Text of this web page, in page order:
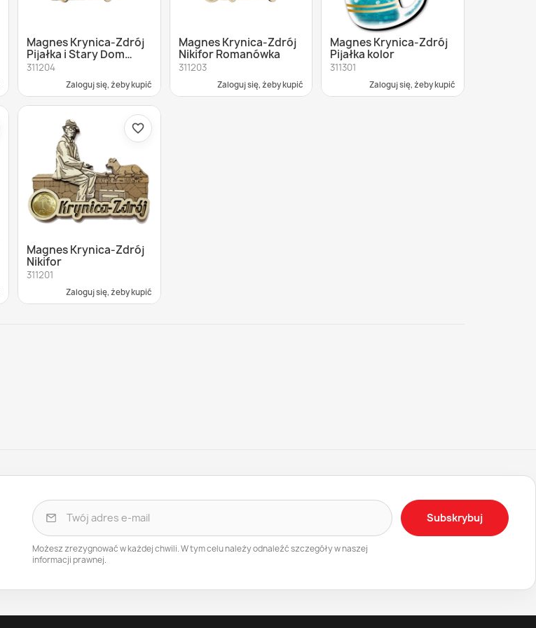
Magnes Krynica-Zdrój
Pijałka i Stary Dom
Zdrojowy
311204
Zaloguj się, żeby kupić
Magnes Krynica-Zdrój
Nikifor Romanówka
311203
Zaloguj się, żeby kupić
Magnes Krynica-Zdrój
Pijałka kolor
311301
Zaloguj się, żeby kupić
Magnes Krynica-Zdrój
Nikifor
311201
Zaloguj się, żeby kupić
favorite_border
Subskrybuj
Możesz zrezygnować w każdej chwili. W tym celu należy odnaleźć szczegóły w naszej
informacji prawnej.